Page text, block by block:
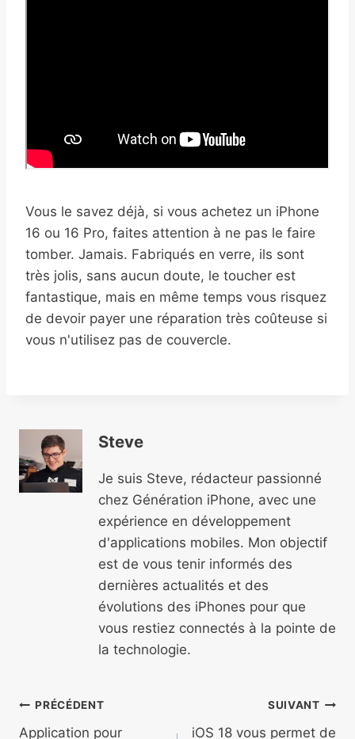
Vous le savez déjà, si vous achetez un iPhone
16 ou 16 Pro, faites attention à ne pas le faire
tomber. Jamais. Fabriqués en verre, ils sont
très jolis, sans aucun doute, le toucher est
fantastique, mais en même temps vous risquez
de devoir payer une réparation très coûteuse si
vous n'utilisez pas de couvercle.
Steve
Je suis Steve, rédacteur passionné
chez Génération iPhone, avec une
expérience en développement
d'applications mobiles. Mon objectif
est de vous tenir informés des
dernières actualités et des
évolutions des iPhones pour que
vous restiez connectés à la pointe de
la technologie.
Navigation
PRÉCÉDENT
Application pour
SUIVANT
iOS 18 vous permet de